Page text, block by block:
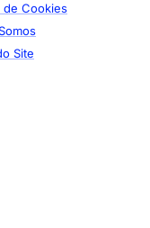
de Cookies
Site